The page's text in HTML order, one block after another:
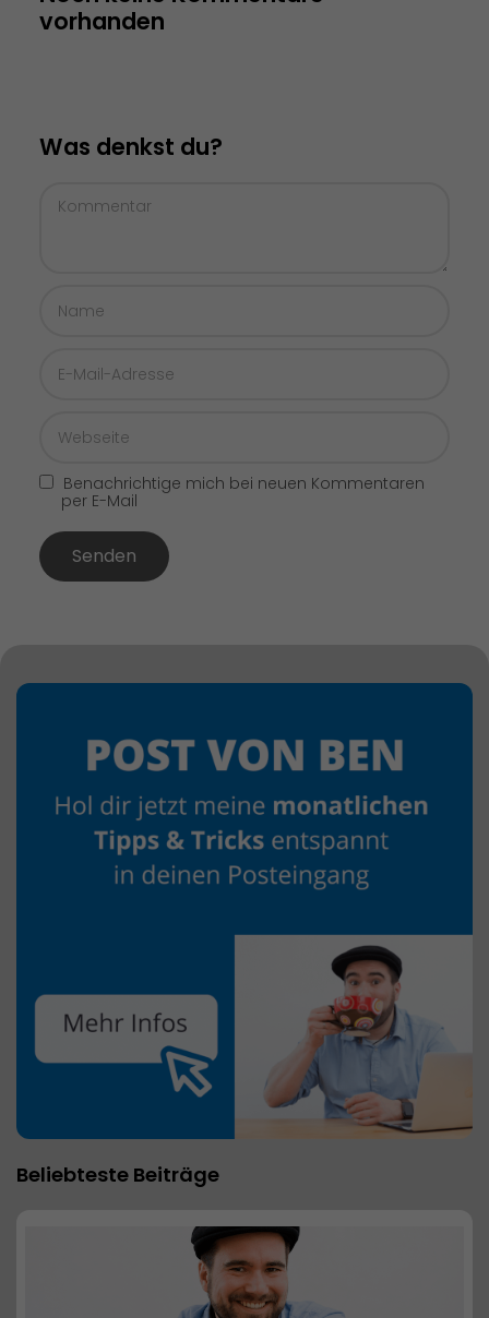
vorhanden
Was denkst du?
Benachrichtige mich bei neuen Kommentaren
per E-Mail
Senden
Beliebteste Beiträge